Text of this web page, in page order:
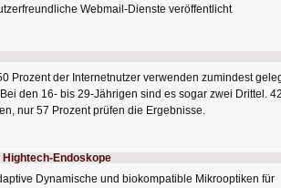
Webmail-Dienste veröffentlicht
Prozent der Internetnutzer verwenden zumindest
den 16- bis 29-Jährigen sind es sogar zwei Drittel.
nur 57 Prozent prüfen die Ergebnisse.
Endoskope
Dynamische und biokompatible Mikrooptiken für